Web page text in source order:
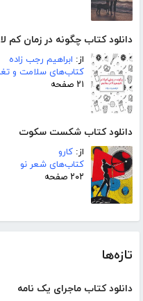
دانلود کتاب چگونه در زمان کم
از: ابراهیم رجب زاده
کتاب‌های سلامت و
۲۱ صفحه
دانلود کتاب شکست سکوت
از: کارو
کتاب‌های شعر نو
۲۰۲ صفحه
تازه‌ها
دانلود کتاب ماجرای یک نامه